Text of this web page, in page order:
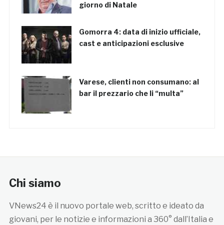
giorno di Natale
Gomorra 4: data di inizio ufficiale,
cast e anticipazioni esclusive
Varese, clienti non consumano: al
bar il prezzario che li “multa”
Chi siamo
VNews24 è il nuovo portale web, scritto e ideato da
giovani, per le notizie e informazioni a 360° dall’Italia e